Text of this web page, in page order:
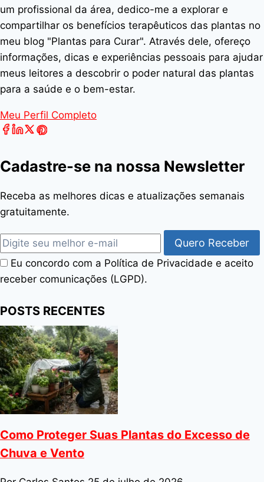
um profissional da área, dedico-me a explorar e
compartilhar os benefícios terapêuticos das plantas no
meu blog "Plantas para Curar". Através dele, ofereço
informações, dicas e experiências pessoais para ajudar
meus leitores a descobrir o poder natural das plantas
para a saúde e o bem-estar.
Meu Perfil Completo
Cadastre-se na nossa Newsletter
Receba as melhores dicas e atualizações semanais
gratuitamente.
Quero Receber
Eu concordo com a Política de Privacidade e aceito
receber comunicações (LGPD).
POSTS RECENTES
Como Proteger Suas Plantas do Excesso de
Chuva e Vento